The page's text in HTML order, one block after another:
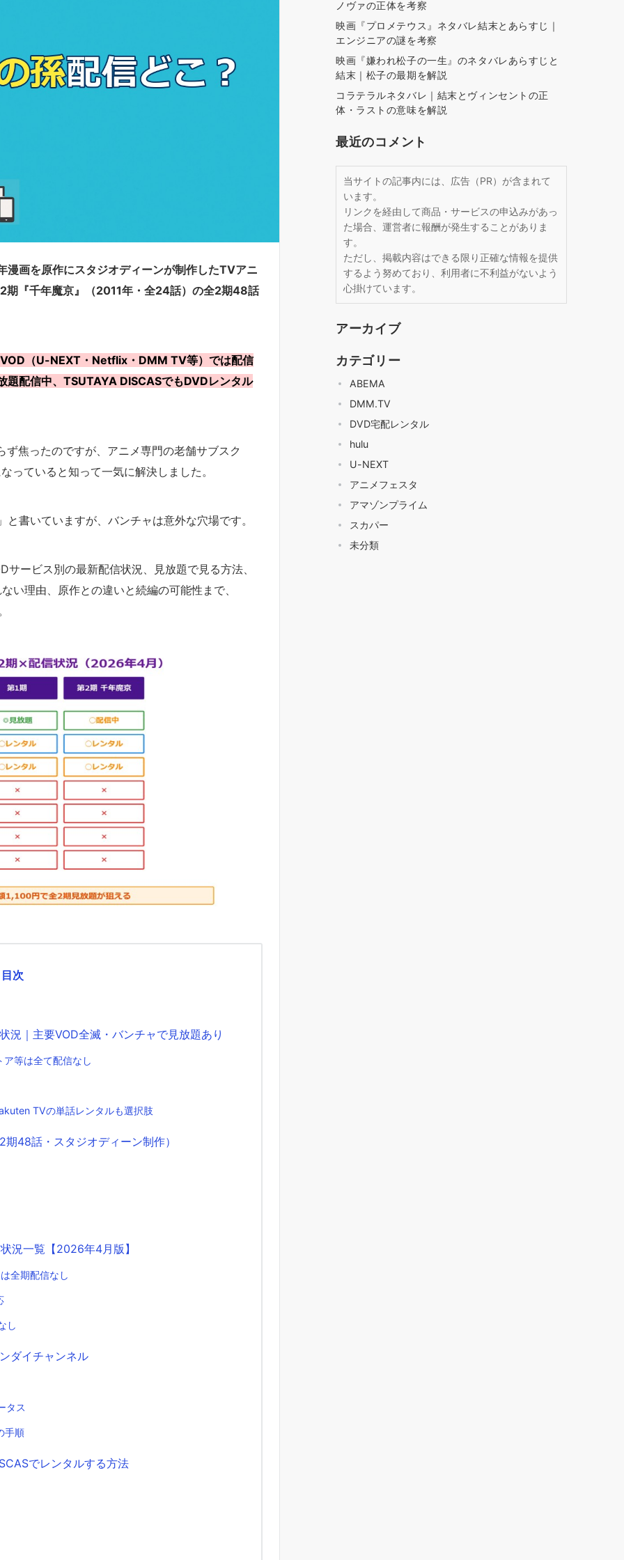
画を原作にスタジオディーンが制作したTVアニ
『千年魔京』（2011年・全24話）の全2期48話
（U-NEXT・Netflix・DMM TV等）では配信
題配信中、TSUTAYA DISCASでもDVDレンタル
焦ったのですが、アニメ専門の老舗サブスク
っていると知って一気に解決しました。
書いていますが、バンチャは意外な穴場です。
ービス別の最新配信状況、見放題で見る方法、
い理由、原作との違いと続編の可能性まで、
目次
況｜主要VOD全滅・バンチャで見放題あり
等は全て配信なし
TVの単話レンタルも選択肢
48話・スタジオディーン制作）
況一覧【2026年4月版】
全期配信なし
し
ダイチャンネル
タス
手順
でレンタルする方法
ノヴァの正体を考察
映画『プロメテウス』ネタバレ結末とあらすじ｜
エンジニアの謎を考察
映画『嫌われ松子の一生』のネタバレあらすじと
結末｜松子の最期を解説
コラテラルネタバレ｜結末とヴィンセントの正
体・ラストの意味を解説
最近のコメント
当サイトの記事内には、広告（PR）が含まれて
います。
リンクを経由して商品・サービスの申込みがあっ
た場合、運営者に報酬が発生することがありま
す。
ただし、掲載内容はできる限り正確な情報を提供
するよう努めており、利用者に不利益がないよう
心掛けています。
アーカイブ
カテゴリー
ABEMA
DMM.TV
DVD宅配レンタル
hulu
U-NEXT
アニメフェスタ
アマゾンプライム
スカパー
未分類